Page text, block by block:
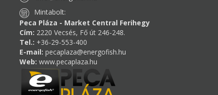
Mintabolt:
Peca Pláza - Market Central Ferihegy
Cím: 2220 Vecsés, Fő út 246-248.
Tel.: +36-29-553-400
E-mail: pecaplaza@energofish.hu
Web: www.pecaplaza.hu